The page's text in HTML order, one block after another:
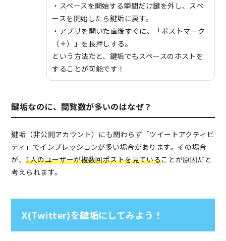
・スペースを開始する瞬間だけ鍵を外し、スペ
ースを開始したら鍵垢に戻す。
・アプリを開いた直後すぐに、「ポストマーク
（＋）」を長押しする。
という方法だと、鍵垢でもスペースのホストを
することが可能です！
鍵垢なのに、閲覧数が多いのはなぜ？
鍵垢（非公開アカウント）にも関わらず「ツイートアクティビ
ティ」でインプレッションが多い場合があります。その場合
が、1人のユーザーが複数回ポストを見ていることが原因だと
考えられます。
X(Twitter)を鍵垢にしてみよう！